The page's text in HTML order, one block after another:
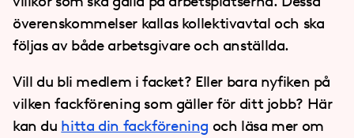
överenskommelser kallas kollektivavtal och ska
följas av både arbetsgivare och anställda.
Vill du bli medlem i facket? Eller bara nyfiken på
vilken fackförening som gäller för ditt jobb? Här
kan du hitta din fackförening och läsa mer om